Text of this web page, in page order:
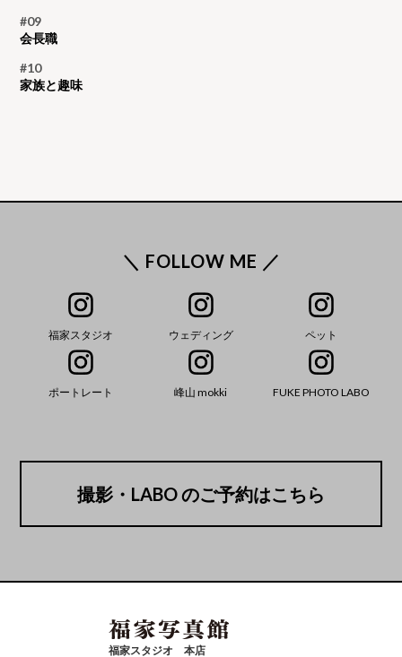
#09
会長職
#10
家族と趣味
＼ FOLLOW ME ／
福家スタジオ ウェディング ペット
ポートレート 峰山 mokki FUKE PHOTO LABO
撮影・LABO のご予約はこちら
福家スタジオ 本店